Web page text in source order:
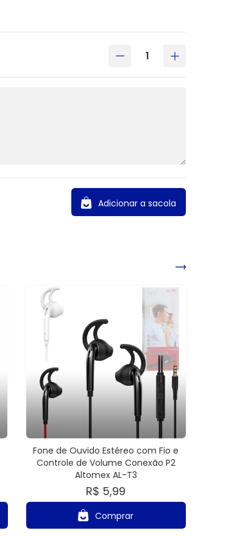
Adicionar a sacola
Fone de Ouvido Estéreo com Fio e
Controle de Volume Conexão P2
Altomex AL-T3
R$ 5,99
Comprar